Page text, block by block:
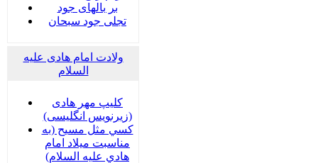
بر بالهای جود
تجلی جود سبحان
ولادت امام هادی علیه
السلام
کلیپ مهر هادی
(زیرنویس انگلیسی)
كسي مثل مسيح (به
مناسبت ميلاد امام
هادي عليه السلام)